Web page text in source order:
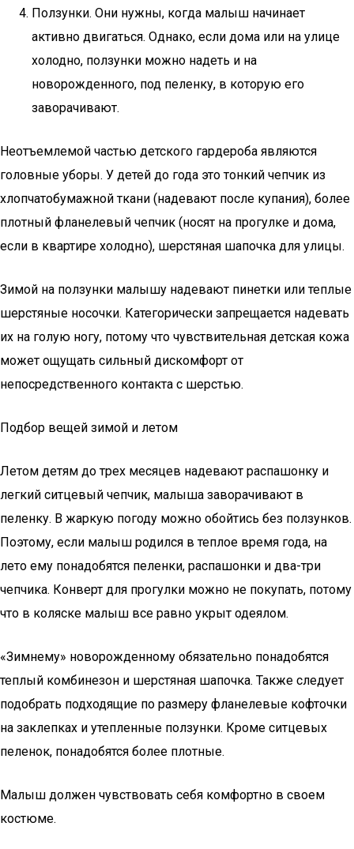
Ползунки. Они нужны, когда малыш начинает
активно двигаться. Однако, если дома или на улице
холодно, ползунки можно надеть и на
новорожденного, под пеленку, в которую его
заворачивают.
Неотъемлемой частью детского гардероба являются
головные уборы. У детей до года это тонкий чепчик из
хлопчатобумажной ткани (надевают после купания), более
плотный фланелевый чепчик (носят на прогулке и дома,
если в квартире холодно), шерстяная шапочка для улицы.
Зимой на ползунки малышу надевают пинетки или теплые
шерстяные носочки. Категорически запрещается надевать
их на голую ногу, потому что чувствительная детская кожа
может ощущать сильный дискомфорт от
непосредственного контакта с шерстью.
Подбор вещей зимой и летом
Летом детям до трех месяцев надевают распашонку и
легкий ситцевый чепчик, малыша заворачивают в
пеленку. В жаркую погоду можно обойтись без ползунков.
Поэтому, если малыш родился в теплое время года, на
лето ему понадобятся пеленки, распашонки и два-три
чепчика. Конверт для прогулки можно не покупать, потому
что в коляске малыш все равно укрыт одеялом.
«Зимнему» новорожденному обязательно понадобятся
теплый комбинезон и шерстяная шапочка. Также следует
подобрать подходящие по размеру фланелевые кофточки
на заклепках и утепленные ползунки. Кроме ситцевых
пеленок, понадобятся более плотные.
Малыш должен чувствовать себя комфортно в своем
костюме.